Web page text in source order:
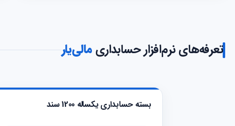
تعرفه‌های نرم‌افزار حسابداری مالی‌یار
بسته حسابداری یکساله 1200 سند